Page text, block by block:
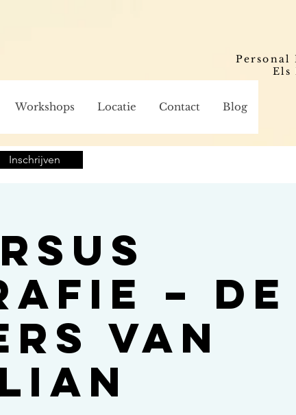
Personal
Els
Workshops Locatie Contact Blog
Inschrijven
– De
van